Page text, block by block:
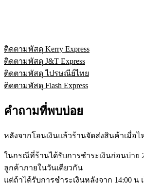
ติดตามพัสดุ Kerry Express
ติดตามพัสดุ J&T Express
ติดตามพัสดุ ไปรษณีย์ไทย
ติดตามพัสดุ Flash Express
คำถามที่พบบ่อย
หลังจากโอนเงินแล้วร้านจัดส่งสินค้าเมื่อไ
ในกรณีที่ร้านได้รับการชำระเงินก่อนบ่าย
ลูกค้าภายในวันเดียวกัน
แต่ถ้าได้รับการชำระเงินหลังจาก 14:00 น